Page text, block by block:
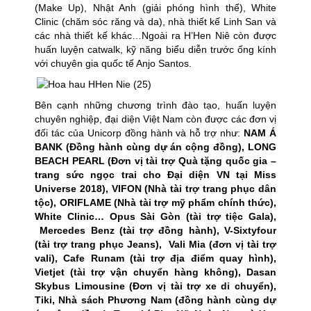
(Make Up), Nhật Anh (giải phóng hình thể), White
Clinic (chăm sóc răng và da), nhà thiết kế Linh San và
các nhà thiết kế khác…Ngoài ra H’Hen Niê còn được
huấn luyện catwalk, kỹ năng biểu diễn trước ống kính
với chuyên gia quốc tế Anjo Santos.
Bên cạnh những chương trình đào tạo, huấn luyện
chuyên nghiệp, đại diện Việt Nam còn được các đơn vị
đối tác của Unicorp đồng hành và hỗ trợ như: NAM Á
BANK (Đồng hành cùng dự án cộng đồng), LONG
BEACH PEARL (Đơn vị tài trợ Quà tặng quốc gia –
trang sức ngọc trai cho Đại diện VN tại Miss
Universe 2018), VIFON (Nhà tài trợ trang phục dân
tộc), ORIFLAME (Nhà tài trợ mỹ phẩm chính thức),
White Clinic… Opus Sài Gòn (tài trợ tiệc Gala),
Mercedes Benz (tài trợ đồng hành), V-Sixtyfour
(tài trợ trang phục Jeans), Vali Mia (đơn vị tài trợ
vali), Cafe Runam (tài trợ địa điểm quay hình),
Vietjet (tài trợ vận chuyển hàng không), Dasan
Skybus Limousine (Đơn vị tài trợ xe di chuyển),
Tiki, Nhà sách Phương Nam (đồng hành cùng dự